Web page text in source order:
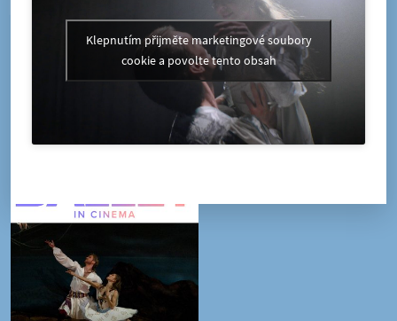
Klepnutím přijměte marketingové soubory
cookie a povolte tento obsah